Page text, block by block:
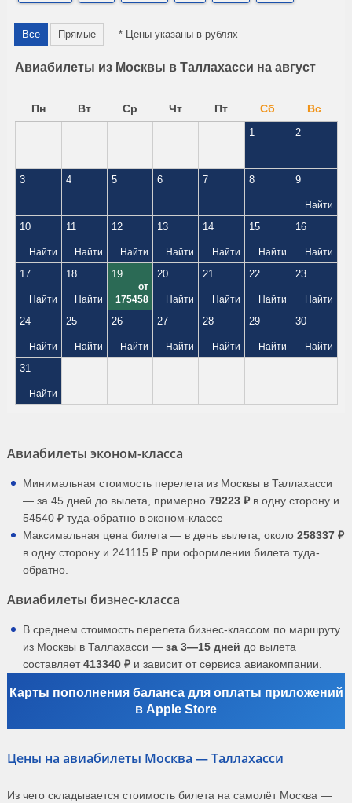
Все Прямые * Цены указаны в рублях
Авиабилеты из Москвы в Таллахасси на август
Пн Вт Ср Чт Пт Сб Вс
1 2
3 4 5 6 7 8 9
Найти
10
Найти
11
Найти
12
Найти
13
Найти
14
Найти
15
Найти
16
Найти
17
Найти
18
Найти
19
от
175458
20
Найти
21
Найти
22
Найти
23
Найти
24
Найти
25
Найти
26
Найти
27
Найти
28
Найти
29
Найти
30
Найти
31
Найти
Авиабилеты эконом-класса
Минимальная стоимость перелета из Москвы в Таллахасси
— за 45 дней до вылета, примерно 79223 ₽ в одну сторону и
54540 ₽ туда-обратно в эконом-классе
Максимальная цена билета — в день вылета, около 258337 ₽
в одну сторону и 241115 ₽ при оформлении билета туда-
обратно.
Авиабилеты бизнес-класса
В среднем стоимость перелета бизнес-классом по маршруту
из Москвы в Таллахасси — за 3—15 дней до вылета
составляет413340 ₽ и зависит от сервиса авиакомпании.
Карты пополнения баланса для оплаты приложений
в Apple Store
Цены на авиабилеты Москва — Таллахасси
Из чего складывается стоимость билета на самолёт Москва —